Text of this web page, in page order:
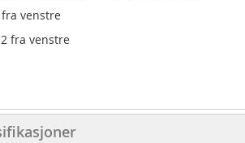
venstre
fra venstre